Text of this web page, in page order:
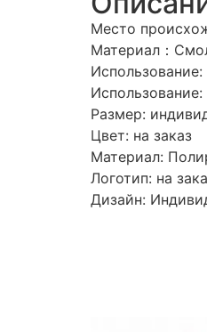
Место
Материал：
Размер:
Цвет: на заказ
Материал:
Логотип: на
Дизайн: